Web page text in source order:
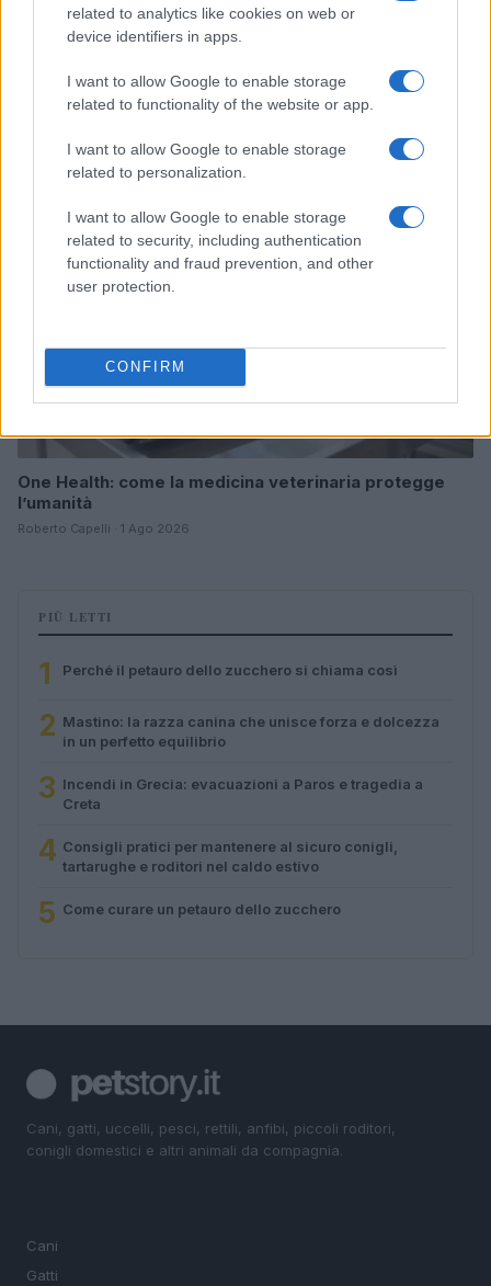
related to analytics like cookies on web or
device identifiers in apps.
I want to allow Google to enable storage
related to functionality of the website or app.
I want to allow Google to enable storage
related to personalization.
I want to allow Google to enable storage
related to security, including authentication
functionality and fraud prevention, and other
user protection.
CONFIRM
Palazzina crollata a Messina: aggiornamenti sulle
operazioni di soccorso
ALTRI ANIMALI
One Health: come la medicina veterinaria protegge
l’umanità
Roberto Capelli · 1 Ago 2026
PIÙ LETTI
1 Perché il petauro dello zucchero si chiama così
2 Mastino: la razza canina che unisce forza e dolcezza
in un perfetto equilibrio
3 Incendi in Grecia: evacuazioni a Paros e tragedia a
Creta
4 Consigli pratici per mantenere al sicuro conigli,
tartarughe e roditori nel caldo estivo
5 Come curare un petauro dello zucchero
Cani, gatti, uccelli, pesci, rettili, anfibi, piccoli roditori,
conigli domestici e altri animali da compagnia.
Cani
Gatti